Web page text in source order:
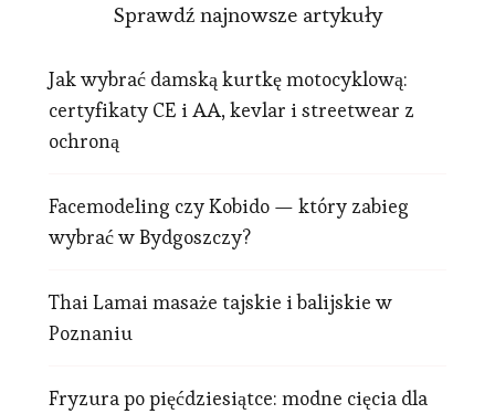
Sprawdź najnowsze artykuły
Jak wybrać damską kurtkę motocyklową:
certyfikaty CE i AA, kevlar i streetwear z
ochroną
Facemodeling czy Kobido — który zabieg
wybrać w Bydgoszczy?
Thai Lamai masaże tajskie i balijskie w
Poznaniu
Fryzura po pięćdziesiątce: modne cięcia dla